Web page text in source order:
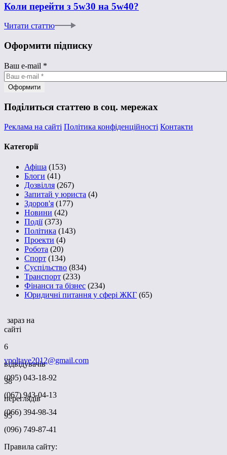
Коли перейти з 5w30 на 5w40?
Читати статтю
Оформити підписку
Ваш e-mail *
Поділиться статтею в соц. мережах
Реклама на сайті Політика конфіденційності Контакти
Категорії
Афіша (153)
Блоги (41)
Дозвілля (267)
Запитай у юриста (4)
Здоров'я (177)
Новини (42)
Події(373)
Політика (143)
Проекти (4)
Робота (20)
Спорт (134)
Суспільство (834)
Транспорт (233)
Фінанси та бізнес (234)
Юридичні питання у сфері ЖКГ (65)
зараз на
сайті
6
відвідувачів
38
переглядів
95
vpoltave2012@gmail.com
(095) 043-18-92
(067) 943-04-13
(066) 394-98-34
(096) 749-87-41
Правила сайту: